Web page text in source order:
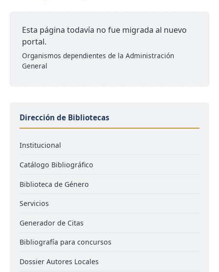
Esta página todavía no fue migrada al nuevo
portal.
Organismos dependientes de la Administración
General
Dirección de Bibliotecas
Institucional
Catálogo Bibliográfico
Biblioteca de Género
Servicios
Generador de Citas
Bibliografía para concursos
Dossier Autores Locales